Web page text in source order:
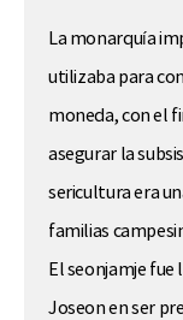
La monarquía
utilizaba para
moneda, con el
asegurar la
sericultura era
familias
El seonjamje fue
Joseon en ser